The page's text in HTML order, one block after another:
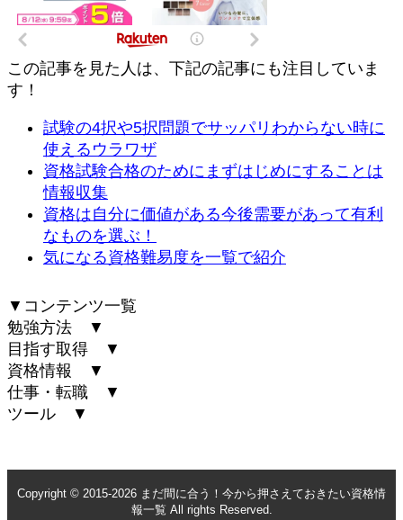
この記事を見た人は、下記の記事にも注目していま
す！
試験の4択や5択問題でサッパリわからない時に
使えるウラワザ
資格試験合格のためにまずはじめにすることは
情報収集
資格は自分に価値がある今後需要があって有利
なものを選ぶ！
気になる資格難易度を一覧で紹介
▼コンテンツ一覧
勉強方法 ▼
目指す取得 ▼
資格情報 ▼
仕事・転職 ▼
ツール ▼
Copyright © 2015-2026 まだ間に合う！今から押さえておきたい資格情
報一覧 All rights Reserved.